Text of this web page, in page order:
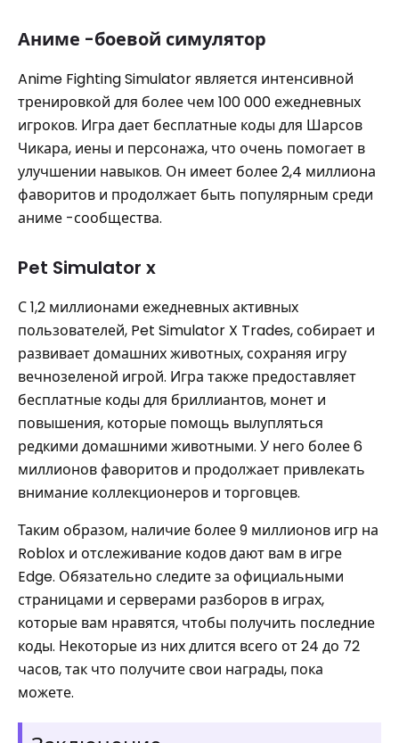
Аниме -боевой симулятор
Anime Fighting Simulator является интенсивной
тренировкой для более чем 100 000 ежедневных
игроков. Игра дает бесплатные коды для Шарсов
Чикара, иены и персонажа, что очень помогает в
улучшении навыков. Он имеет более 2,4 миллиона
фаворитов и продолжает быть популярным среди
аниме -сообщества.
Pet Simulator x
С 1,2 миллионами ежедневных активных
пользователей, Pet Simulator X Trades, собирает и
развивает домашних животных, сохраняя игру
вечнозеленой игрой. Игра также предоставляет
бесплатные коды для бриллиантов, монет и
повышения, которые помощь вылупляться
редкими домашними животными. У него более 6
миллионов фаворитов и продолжает привлекать
внимание коллекционеров и торговцев.
Таким образом, наличие более 9 миллионов игр на
Roblox и отслеживание кодов дают вам в игре
Edge. Обязательно следите за официальными
страницами и серверами разборов в играх,
которые вам нравятся, чтобы получить последние
коды. Некоторые из них длится всего от 24 до 72
часов, так что получите свои награды, пока
можете.